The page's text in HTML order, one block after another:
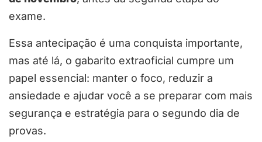
exame.
Essa antecipação é uma conquista importante,
mas até lá, o gabarito extraoficial cumpre um
papel essencial: manter o foco, reduzir a
ansiedade e ajudar você a se preparar com mais
segurança e estratégia para o segundo dia de
provas.